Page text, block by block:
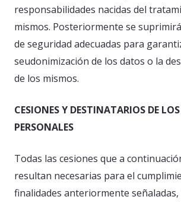
responsabilidades nacidas del
mismos. Posteriormente se
de seguridad adecuadas para
seudonimización de los datos o la
de los mismos.
CESIONES Y DESTINATARIOS DE
PERSONALES
Todas las cesiones que a
resultan necesarias para el
finalidades anteriormente